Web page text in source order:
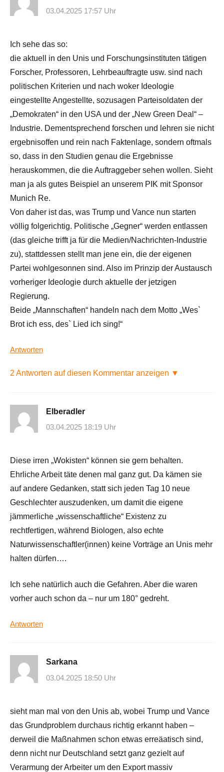
03.04.2025 17:57 Uhr
Ich sehe das so:
die aktuell in den Unis und Forschungsinstituten tätigen
Forscher, Professoren, Lehrbeauftragte usw. sind nach
politischen Kriterien und nach woker Ideologie
eingestellte Angestellte, sozusagen Parteisoldaten der
„Demokraten“ in den USA und der „New Green Deal“ –
Industrie. Dementsprechend forschen und lehren sie nicht
ergebnisoffen und rein nach Faktenlage, sondern oftmals
so, dass in den Studien genau die Ergebnisse
herauskommen, die die Auftraggeber sehen wollen. Sieht
man ja als gutes Beispiel an unserem PIK mit Sponsor
Munich Re.
Von daher ist das, was Trump und Vance nun starten
völlig folgerichtig. Politische „Gegner“ werden entlassen
(das gleiche trifft ja für die Medien/Nachrichten-Industrie
zu), stattdessen stellt man jene ein, die der eigenen
Partei wohlgesonnen sind. Also im Prinzip der Austausch
vorheriger Ideologie durch aktuelle der jetzigen
Regierung.
Beide „Mannschaften“ handeln nach dem Motto „Wes`
Brot ich ess, des` Lied ich sing!“
Antworten
2 Antworten auf diesen Kommentar anzeigen ▼
Elberadler
03.04.2025 18:19 Uhr
Diese irren „Wokisten“ können sie gern behalten.
Ehrliche Arbeit täte denen mal ganz gut. Da kämen sie
auf andere Gedanken, statt sich jeden Tag 10 neue
Geschlechter auszudenken, um damit die eigene
jämmerliche „wissenschaftliche“ Existenz zu
rechtfertigen, während Biologen, also echte
Naturwissenschaftler(innen) keine Vorträge an Unis mehr
halten dürfen….
Ich sehe natürlich auch die Gefahren. Aber die waren
vorher auch schon da – nur um 180° gedreht.
Antworten
Sarkana
03.04.2025 18:50 Uhr
sieht man mal von den Unis ab, wobei Trump und Vance
das Grundproblem durchaus richtig erkannt haben –
derweil die Maßnahmen schon etwas erreäatisch sind,
denn nicht nur Deutschland setzt ganz gezielt auf
Verarmung der Arbeiter um den Export massiv